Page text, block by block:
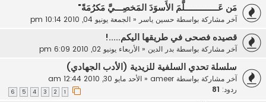
مَن عَــــــــــــــلَّمَ الأَسوَدَ المَخصِـــيَّ مَكرُمَةً"
آخر مشاركة بواسطة حسين ياسر« الجمعة يونيو 04, 2010 10:14 pm
قصيده فصحى في طريقها اليكم.....!
آخر مشاركة بواسطة بدر الدين« الأربعاء يونيو 02, 2010 6:09 pm
سلسلة تحدي السلفية للزيدية (الأدب الجهادي)
آخر مشاركة بواسطة ameer
« الأحد مايو 30, 2010 12:44 am
ردود: 81
3
4
5
6